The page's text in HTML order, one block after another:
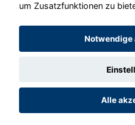
©
um Zusatzfunktionen zu
Notwendige
Alle